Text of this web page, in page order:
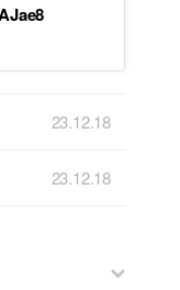
23.12.18
23.12.18